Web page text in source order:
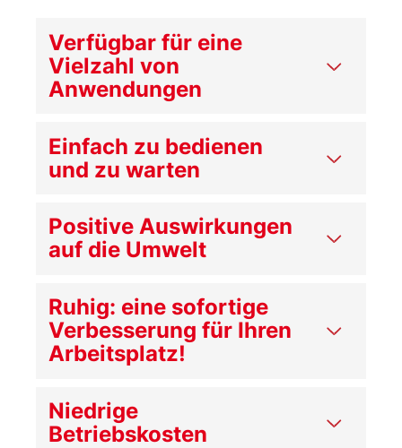
Verfügbar für eine
Vielzahl von
Anwendungen
Einfach zu bedienen
und zu warten
Positive Auswirkungen
auf die Umwelt
Ruhig: eine sofortige
Verbesserung für Ihren
Arbeitsplatz!
Niedrige
Betriebskosten